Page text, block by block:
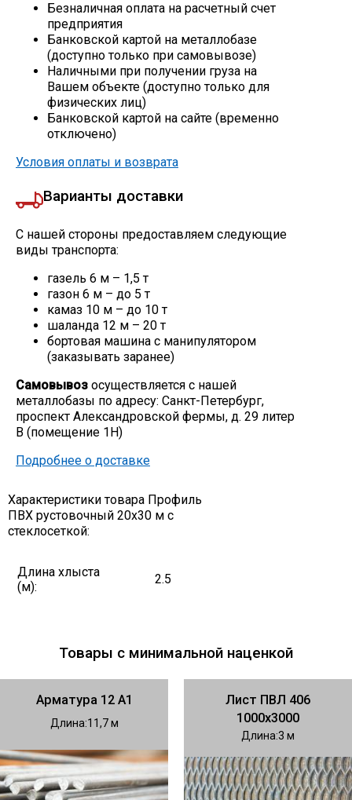
Круг
Профлист
Винтовые сваи
Столбы заборные
Электроды
Проволока
Скобо-гибочные изделия
Нержавейка
Безналичная оплата на расчетный счет
предприятия
Банковской картой на металлобазе
(доступно только при самовывозе)
Наличными при получении груза на
Вашем объекте (доступно только для
физических лиц)
Банковской картой на сайте (временно
отключено)
Условия оплаты и возврата
Варианты доставки
С нашей стороны предоставляем следующие
виды транспорта:
газель 6 м – 1,5 т
газон 6 м – до 5 т
камаз 10 м – до 10 т
шаланда 12 м – 20 т
бортовая машина с манипулятором
(заказывать заранее)
Самовывоз осуществляется с нашей
металлобазы по адресу: Санкт-Петербург,
проспект Александровской фермы, д. 29 литер
В (помещение 1Н)
Подробнее о доставке
Характеристики товара Профиль
ПВХ рустовочный 20х30 м с
стеклосеткой:
Длина хлыста
(м):
2.5
Товары с минимальной наценкой
Арматура 12 А1
Длина 11,7
Лист ПВЛ 406
1000х3000
Длина 3